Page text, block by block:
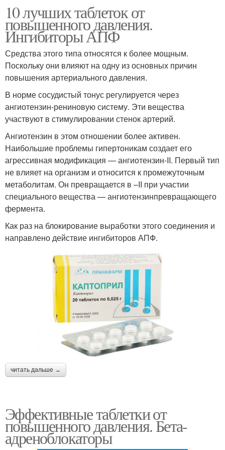
10 лучших таблеток от
повышенного давления.
Ингибиторы АПФ
Средства этого типа относятся к более мощным.
Поскольку они влияют на одну из основных причин
повышения артериального давления.
В норме сосудистый тонус регулируется через
ангиотензин-рениновую систему. Эти вещества
участвуют в стимулировании стенок артерий.
Ангиотензин в этом отношении более активен.
Наибольшие проблемы гипертоникам создает его
агрессивная модификация — ангиотензин-II. Первый тип
не влияет на организм и относится к промежуточным
метаболитам. Он превращается в –II при участии
специального вещества — ангиотензинпревращающего
фермента.
Как раз на блокирование выработки этого соединения и
направлено действие ингибиторов АПФ.
читать дальше →
Эффективные таблетки от
повышенного давления. Бета-
адреноблокаторы